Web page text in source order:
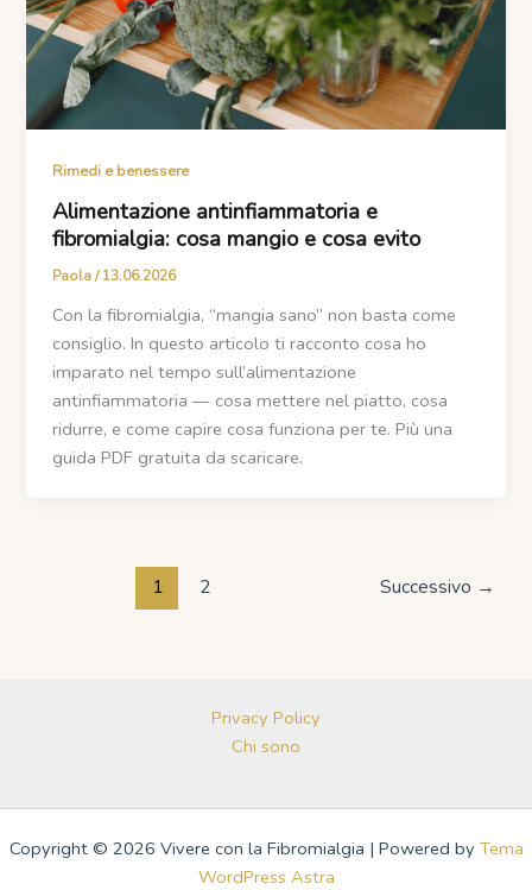
Rimedi e benessere
Alimentazione antinfiammatoria e
fibromialgia: cosa mangio e cosa evito
Paola/13.06.2026
Con la fibromialgia, “mangia sano” non basta come
consiglio. In questo articolo ti racconto cosa ho
imparato nel tempo sull’alimentazione
antinfiammatoria — cosa mettere nel piatto, cosa
ridurre, e come capire cosa funziona per te. Più una
guida PDF gratuita da scaricare.
1 2 Successivo →
Privacy Policy
Chi sono
Copyright © 2026 Vivere con la Fibromialgia | Powered by Tema
WordPress Astra